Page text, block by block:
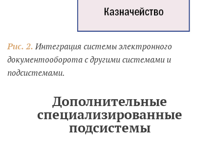
Рис. 2. Интеграция системы электронного
документооборота с другими системами и
подсистемами.
Дополнительные
специализированные
подсистемы